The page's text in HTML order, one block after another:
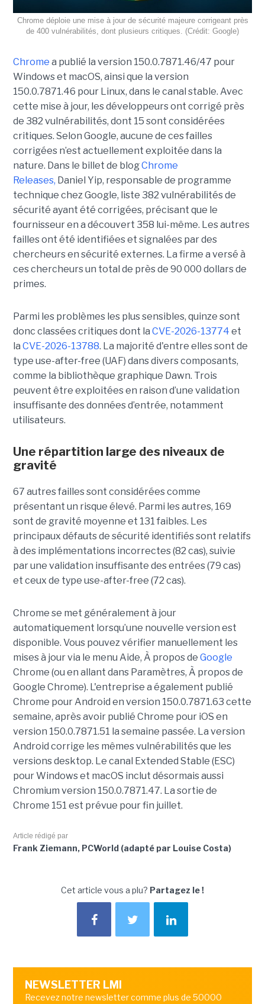
Chrome déploie une mise à jour de sécurité majeure corrigeant près
de 400 vulnérabilités, dont plusieurs critiques. (Crédit: Google)
Chrome a publié la version 150.0.7871.46/47 pour
Windows et macOS, ainsi que la version
150.0.7871.46 pour Linux, dans le canal stable. Avec
cette mise à jour, les développeurs ont corrigé près
de 382 vulnérabilités, dont 15 sont considérées
critiques. Selon Google, aucune de ces failles
corrigées n’est actuellement exploitée dans la
nature. Dans le billet de blogChrome
Releases, Daniel Yip, responsable de programme
technique chez Google, liste 382 vulnérabilités de
sécurité ayant été corrigées, précisant que le
fournisseur en a découvert 358 lui-même. Les autres
failles ont été identifiées et signalées par des
chercheurs en sécurité externes. La firme a versé à
ces chercheurs un total de près de 90 000 dollars de
primes.
Parmi les problèmes les plus sensibles, quinze sont
donc classées critiques dont la CVE-2026-13774 et
la CVE-2026-13788. La majorité d'entre elles sont de
type use-after-free (UAF) dans divers composants,
comme la bibliothèque graphique Dawn. Trois
peuvent être exploitées en raison d’une validation
insuffisante des données d’entrée, notamment
utilisateurs.
Une répartition large des niveaux de
gravité
67 autres failles sont considérées comme
présentant un risque élevé. Parmi les autres, 169
sont de gravité moyenne et 131 faibles. Les
principaux défauts de sécurité identifiés sont relatifs
à des implémentations incorrectes (82 cas), suivie
par une validation insuffisante des entrées (79 cas)
et ceux de type use-after-free (72 cas).
Chrome se met généralement à jour
automatiquement lorsqu’une nouvelle version est
disponible. Vous pouvez vérifier manuellement les
mises à jour via le menu Aide, À propos de Google
Chrome (ou en allant dans Paramètres, À propos de
Google Chrome). L'entreprise a également publié
Chrome pour Android en version 150.0.7871.63 cette
semaine, après avoir publié Chrome pour iOS en
version 150.0.7871.51 la semaine passée. La version
Android corrige les mêmes vulnérabilités que les
versions desktop. Le canal Extended Stable (ESC)
pour Windows et macOS inclut désormais aussi
Chromium version 150.0.7871.47. La sortie de
Chrome 151 est prévue pour fin juillet.
Article rédigé par
Frank Ziemann, PCWorld (adapté par Louise Costa)
Cet article vous a plu? Partagez le !
NEWSLETTER LMI
Recevez notre newsletter comme plus de 50000